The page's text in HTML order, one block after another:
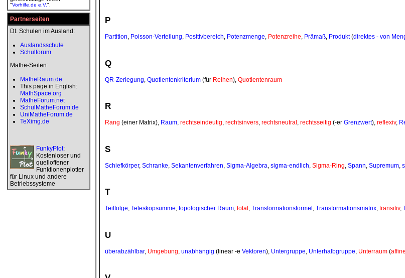
"Vorhilfe.de e.V.".
Partnerseiten
Dt. Schulen im Ausland:
Auslandsschule
Schulforum
Mathe-Seiten:
MatheRaum.de
This page in English:
MathSpace.org
MatheForum.net
SchulMatheForum.de
UniMatheForum.de
TeXimg.de
FunkyPlot:
Kostenloser und
quelloffener
Funktionenplotter
für Linux und andere
Betriebssysteme
P
Partition, Poisson-Verteilung, Positivbereich, Potenzmenge, Potenzreihe, Prämaß, Produkt(direktes - von
Q
QR-Zerlegung Quotientenkriterium (für Reihen), Quotientenraum
R
Rang (einer Matrix), Raum, rechtseindeutig, rechtsinvers, rechtsneutral , rechtsseitig (-er Grenzwert), reflexiv,
S
Schiefkörper, Schranke Sekantenverfahren Sigma-Algebra sigma-endlich Sigma-Ring Spann Supremum
T
Teilfolge, Teleskopsumme, topologischer Raum, total , Transformationsformel , Transformationsmatrix, transitiv,
U
überabzählbar, Umgebung unabhängig (linear -e Vektoren), Untergruppe Unterhalbgruppe Unterraum (